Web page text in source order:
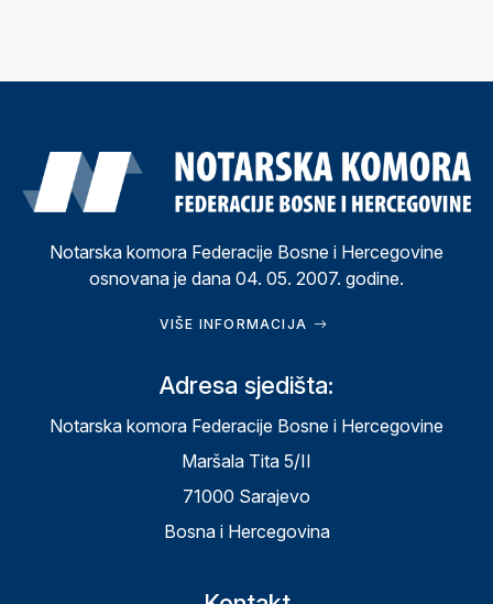
Notarska komora Federacije Bosne i Hercegovine
osnovana je dana 04. 05. 2007. godine.
VIŠE INFORMACIJA
Adresa sjedišta:
Notarska komora Federacije Bosne i Hercegovine
Maršala Tita 5/II
71000 Sarajevo
Bosna i Hercegovina